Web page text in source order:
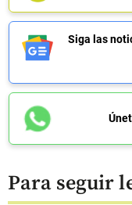
Siga las
Para seguir